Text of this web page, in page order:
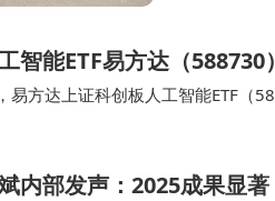
智能ETF易方达（
易方达上证科创板人工智能ETF（
年1月16日，基金全称为易方达上
内部发声：2025成果显